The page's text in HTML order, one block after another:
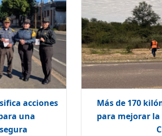
acciones
una
Más de 170
para mejorar